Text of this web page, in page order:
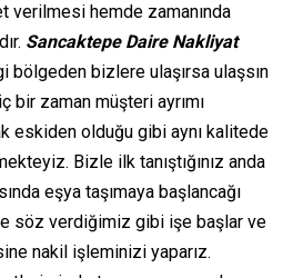
verilmesi hemde zamanında
Sancaktepe Daire Nakliyat
bölgeden bizlere ulaşırsa ulaşsın
bir zaman müşteri ayrımı
eskiden olduğu gibi aynı kalitede
Bizle ilk tanıştığınız anda
eşya taşımaya başlancağı
söz verdiğimiz gibi işe başlar ve
nakil işleminizi yaparız.